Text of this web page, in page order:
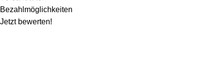
Bezahlmöglichkeiten
Jetzt bewerten!